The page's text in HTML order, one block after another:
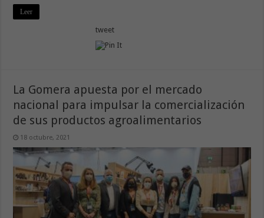
Leer
tweet
La Gomera apuesta por el mercado
nacional para impulsar la comercialización
de sus productos agroalimentarios
18 octubre, 2021